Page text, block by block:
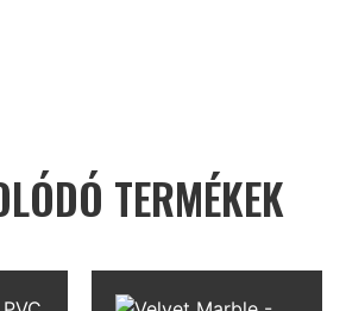
TERMÉKEK